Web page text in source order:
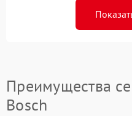
Преимущества
Bosch